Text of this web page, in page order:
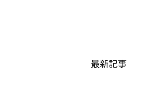
最新記事